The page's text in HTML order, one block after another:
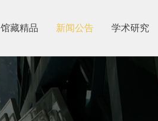
馆藏精品 新闻公告 学术研究